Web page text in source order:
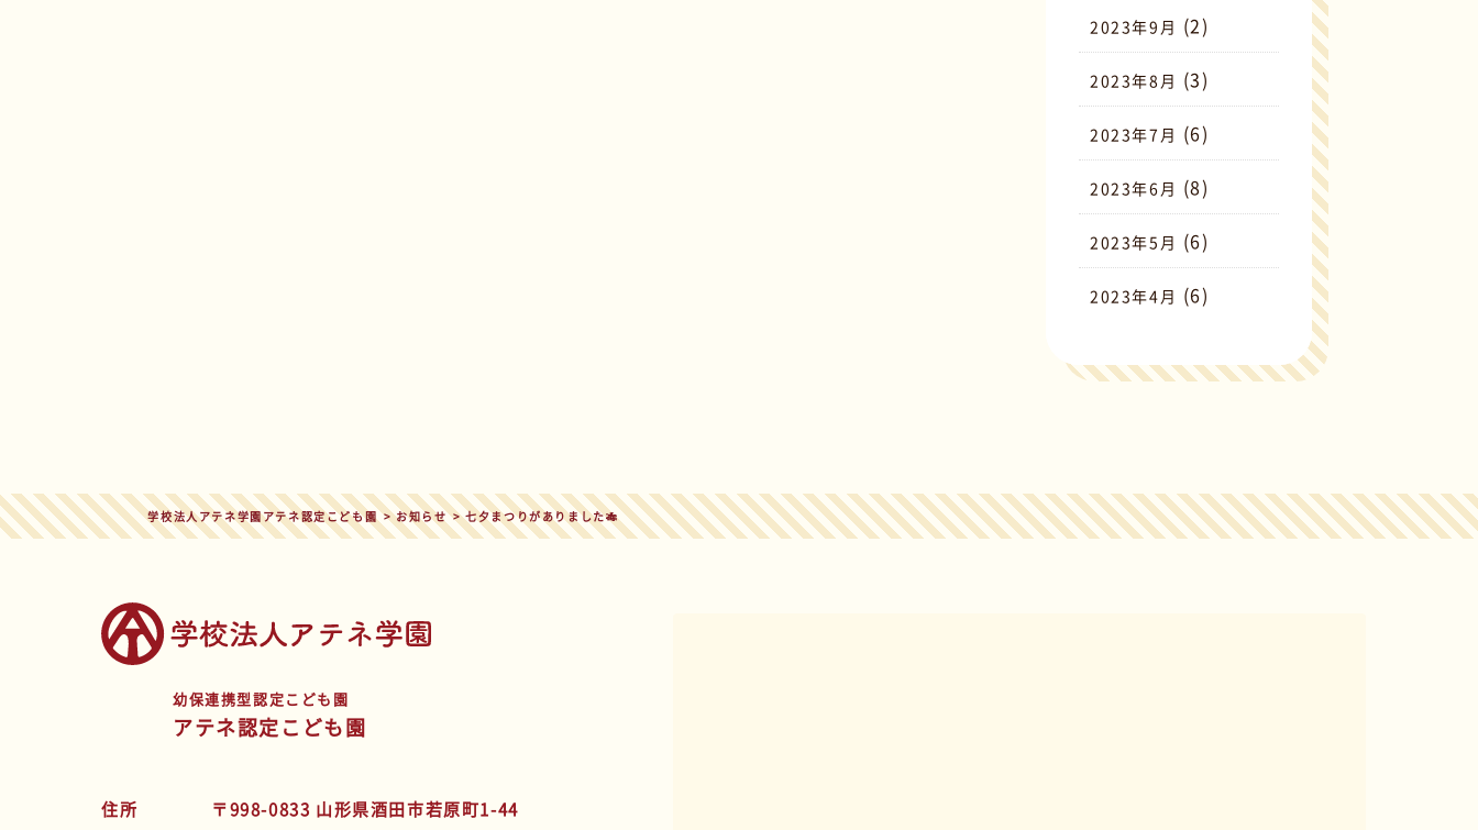
2023年9月 (2)
2023年8月 (3)
2023年7月 (6)
2023年6月 (8)
2023年5月 (6)
2023年4月 (6)
学校法人アテネ学園アテネ認定こども園>お知らせ>七夕まつりがありました🎋
幼保連携型認定こども園
アテネ認定こども園
住所 〒998-0833 山形県酒田市若原町1-44